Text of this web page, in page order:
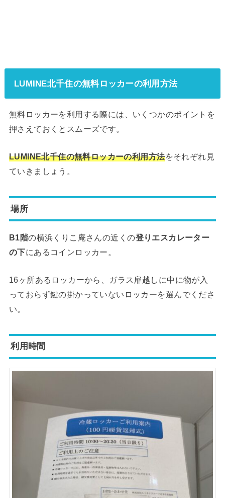
LUMINE北千住の無料ロッカーの利用方法
無料ロッカーを利用する際には、いくつかのポイントを
押さえておくとスムーズです。
LUMINE北千住の無料ロッカーの利用方法をそれぞれ見
ていきましょう。
場所
B1階の横浜くりこ庵さんの近くの登りエスカレーター
の下にあるコインロッカー。
16ヶ所あるロッカーから、ガラス扉越しに中に物が入
っておらず鍵の掛かっていないロッカーを選んでくださ
い。
利用時間